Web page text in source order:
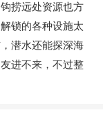
捞远处资源也方
锁的各种设施太
潜水还能探深海
进不来，不过整